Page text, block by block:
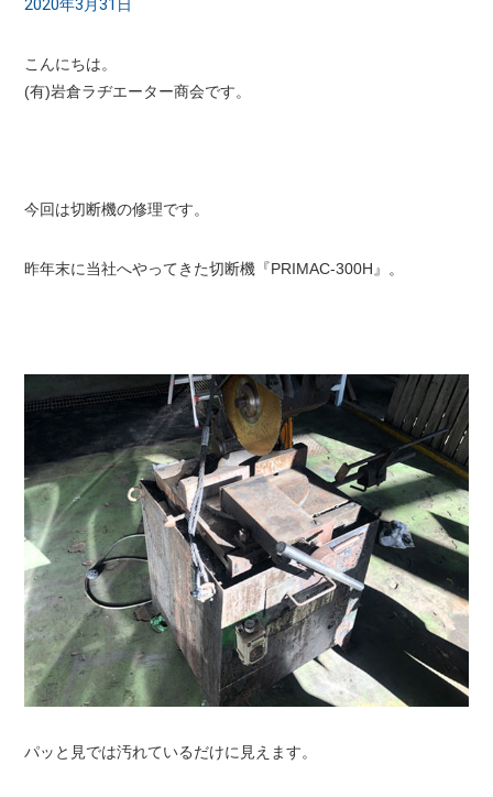
2020年3月31日
こんにちは。
(有)岩倉ラヂエーター商会です。
今回は切断機の修理です。
昨年末に当社へやってきた切断機『PRIMAC-300H』。
パッと見では汚れているだけに見えます。